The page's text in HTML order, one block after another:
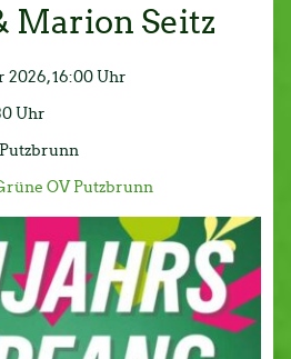
Marion Seitz
2026, 16:00 Uhr
Uhr
OV Putzbrunn